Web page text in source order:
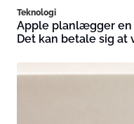
Teknologi
Apple planlægger en
Det kan betale sig at